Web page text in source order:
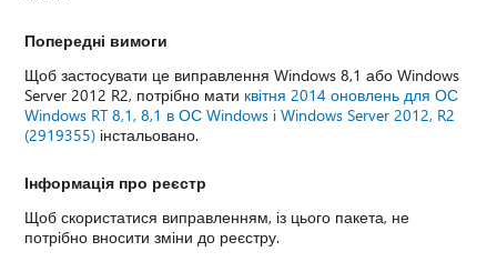
Попередні вимоги
Щоб застосувати це виправлення Windows 8,1 або Windows
Server 2012 R2, потрібно мати квітня 2014 оновлень для ОС
Windows RT 8,1, 8,1 в ОС Windows і Windows Server 2012, R2
(2919355) інстальовано.
Інформація про реєстр
Щоб скористатися виправленням, із цього пакета, не
потрібно вносити зміни до реєстру.